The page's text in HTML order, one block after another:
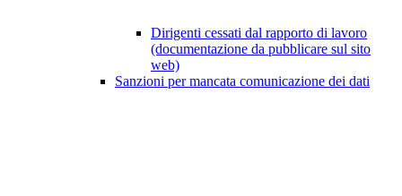
Dirigenti cessati dal rapporto di lavoro
(documentazione da pubblicare sul sito
web)
Sanzioni per mancata comunicazione dei dati